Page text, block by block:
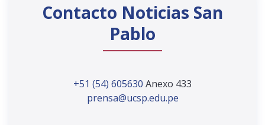
Contacto Noticias San
Pablo
+51 (54) 605630 Anexo 433
prensa@ucsp.edu.pe